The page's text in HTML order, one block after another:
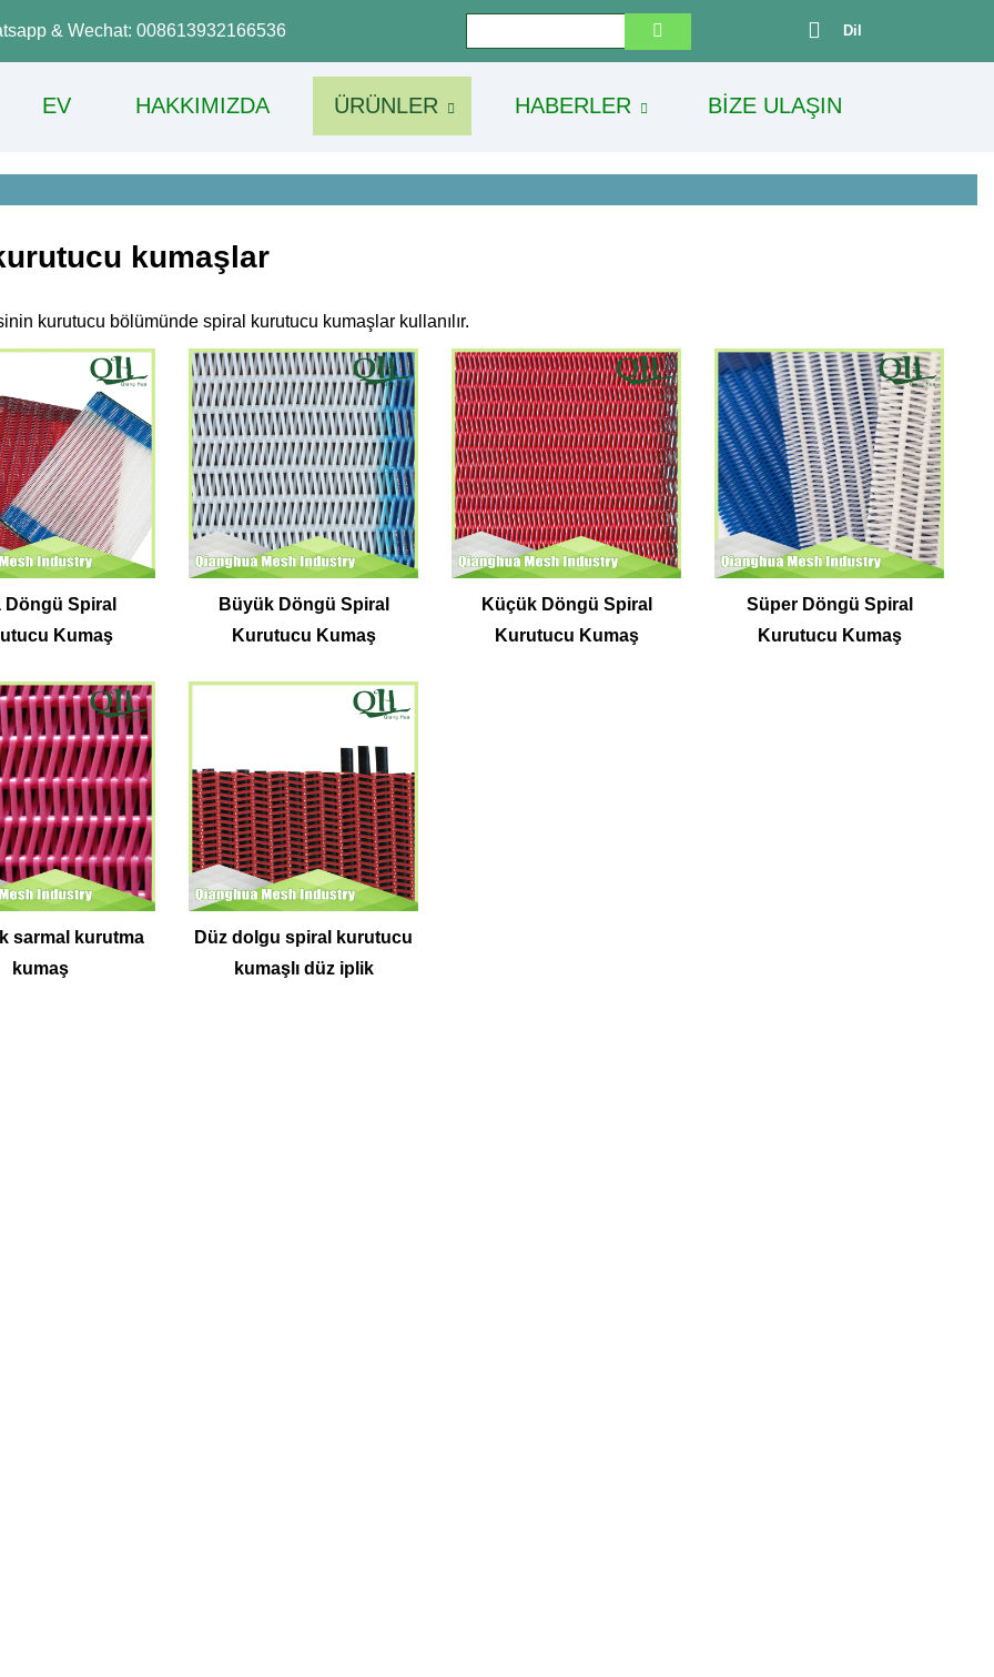
& Wechat: 008613932166536 Dil
EV HAKKIMIZDA ÜRÜNLER HABERLER BIZE ULAŞIN
kumaşlar
kurutucu bölümünde spiral kurutucu kumaşlar kullanılır.
Döngü Spiral
Kumaş
Büyük Döngü Spiral
Kurutucu Kumaş
Küçük Döngü Spiral
Kurutucu Kumaş
Süper Döngü Spiral
Kurutucu Kumaş
sarmal kurutma
kumaş
Düz dolgu spiral kurutucu
kumaşlı düz iplik